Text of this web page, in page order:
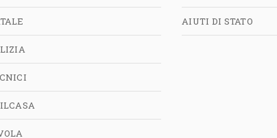
AIUTI DI STATO